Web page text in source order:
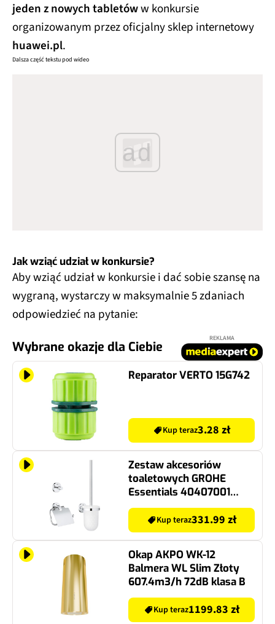
jeden z nowych tabletóww konkursie
organizowanym przez oficjalny sklep internetowy
huawei.pl.
Dalsza część tekstu pod wideo
ad
Jak wziąć udział w konkursie?
Aby wziąć udział w konkursie i dać sobie szansę na
wygraną, wystarczy w maksymalnie 5 zdaniach
odpowiedzieć na pytanie:
Wybrane okazje dla Ciebie
REKLAMA
Reparator VERTO 15G742
Kup teraz3.28 zł
Zestaw akcesoriów
toaletowych GROHE
Essentials 40407001
Chrom
Kup teraz331.99 zł
Okap AKPO WK-12
Balmera WL Slim Złoty
607.4m3/h 72dB klasa B
Kup teraz1199.83 zł